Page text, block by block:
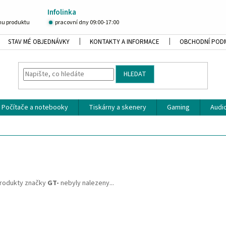
Infolinka
produktu pracovní dny 09:00-17:00
STAV MÉ OBJEDNÁVKY KONTAKTY A INFORMACE OBCHODNÍ
HLEDAT
Počítače a notebooky Tiskárny a skenery Gaming
značky GT- nebyly nalezeny...